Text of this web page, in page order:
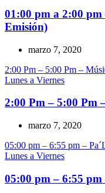
01:00 pm a 2:00
Emisión)
marzo 7, 2020
2:00 Pm – 5:00 Pm –
Lunes a Viernes
2:00 Pm – 5:00 Pm
marzo 7, 2020
05:00 pm – 6:55 pm –
Lunes a Viernes
05:00 pm – 6:55 pm